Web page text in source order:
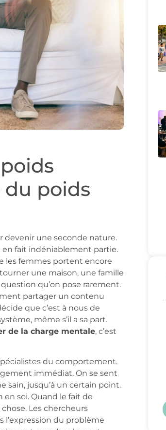
poids
devenir une seconde nature.
en fait indéniablement partie.
les femmes portent encore
une maison, une famille
qu’on pose rarement.
partager un contenu
que c’est à nous de
même s’il a sa part.
de la charge mentale, c’est
du comportement.
immédiat. On se sent
sain, jusqu’à un certain point.
en soi. Quand le fait de
Les chercheurs
l’expression du problème